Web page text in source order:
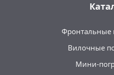
Фронтальные
Вилочные
Мини-